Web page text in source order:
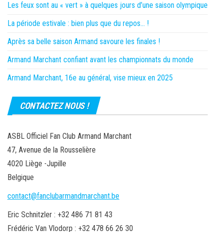
Les feux sont au « vert » à quelques jours d’une saison olympique
La période estivale : bien plus que du repos… !
Après sa belle saison Armand savoure les finales !
Armand Marchant confiant avant les championnats du monde
Armand Marchant, 16e au général, vise mieux en 2025
CONTACTEZ NOUS !
ASBL Officiel Fan Club Armand Marchant
47, Avenue de la Rousselière
4020 Liège -Jupille
Belgique
contact@fanclubarmandmarchant.be
Eric Schnitzler : +32 486 71 81 43
Frédéric Van Vlodorp : +32 478 66 26 30